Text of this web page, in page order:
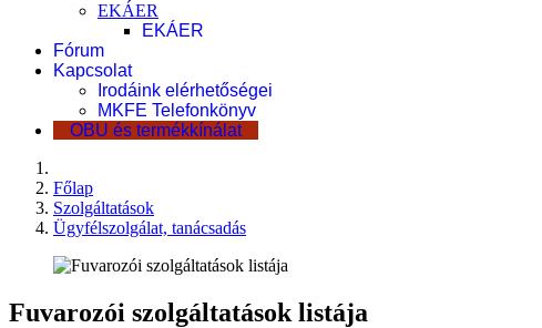
EKÁER
EKÁER
Fórum
Kapcsolat
Irodáink elérhetőségei
MKFE Telefonkönyv
OBU és termékkínálat
Főlap
Szolgáltatások
Ügyfélszolgálat, tanácsadás
Fuvarozói szolgáltatások listája